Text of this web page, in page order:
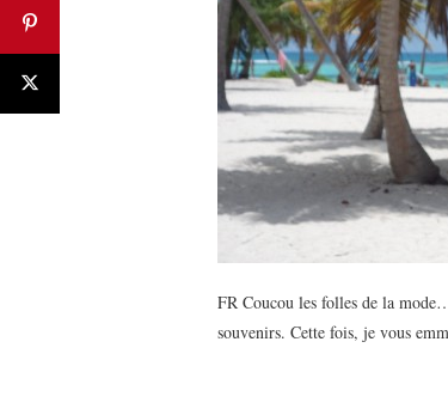
FR Coucou les folles de la
souvenirs. Cette fois, je vous